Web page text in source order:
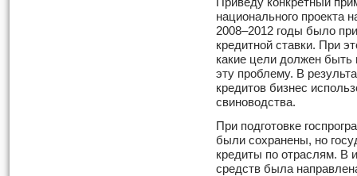
национального проекта
2008–2012 годы было
кредитной ставки. При
какие цели должен быть
эту проблему. В
кредитов бизнес
свиноводства.
При подготовке
были сохранены, но
кредиты по отраслям. В
средств была